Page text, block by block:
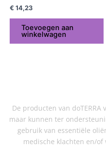
€ 14,23
Toevoegen aan
winkelwagen
De producten van
maar kunnen ter
gebruik van essentiële
medische klachten en/of